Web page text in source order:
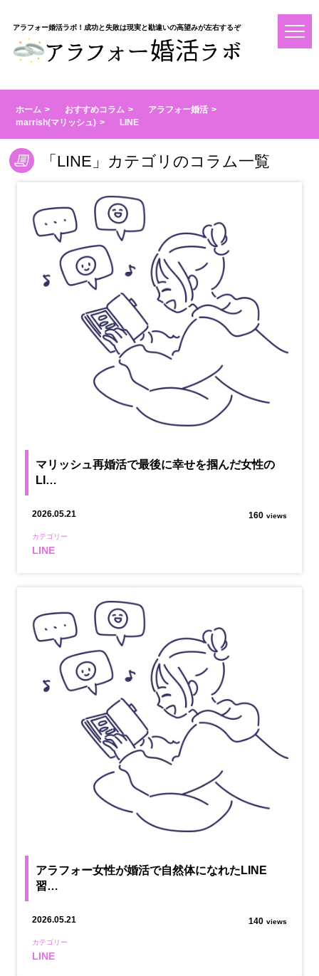
アラフォー婚活ラボ！成功と失敗は現実と勘違いの高望みが左右するぞ
ホーム おすすめコラム
アラフォー婚活
marrish(マリッシュ)
LINE
「LINE」カテゴリのコラム一覧
マリッシュ再婚活で最後に幸せを掴んだ女性の
LI…
2026.05.21 160 views
カテゴリー
LINE
アラフォー女性が婚活で自然体になれたLINE
習…
2026.05.21 140 views
カテゴリー
LINE